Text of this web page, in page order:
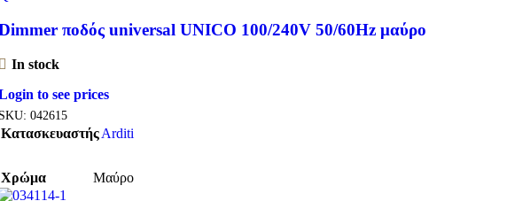
ποδός universal UNICO 100/240V 50/60Hz μαύρο
In stock
to see prices
042615
ΚατασκευαστήςArditi
Χρώμα Μαύρο